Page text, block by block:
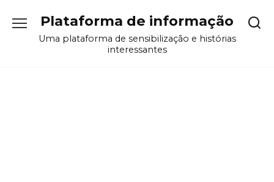
содержанию
Plataforma de informação
Uma plataforma de sensibilização e histórias
interessantes